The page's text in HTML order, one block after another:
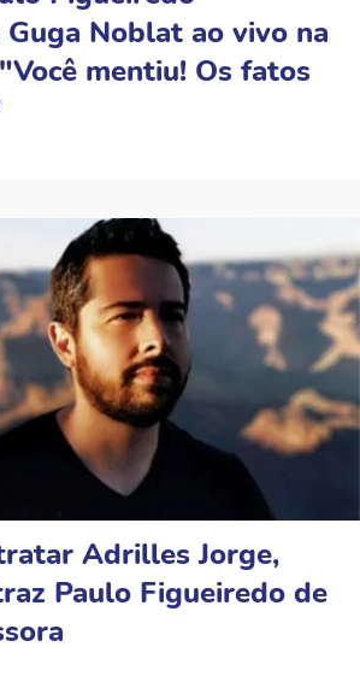
Guga Noblat ao vivo na
mentiu! Os fatos
Adrilles Jorge,
Paulo Figueiredo de